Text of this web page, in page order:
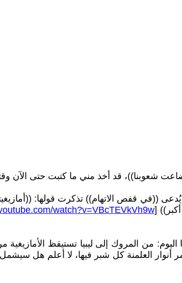
((في قفص الاتهام)) تذكرت قولها:
[
watch?v=VBcTEVkVh9w
اليوم: من المروك إلى ليبيا تستيقظ
العلمنة كل شبر فيها، لا أعلم هل سيشمل